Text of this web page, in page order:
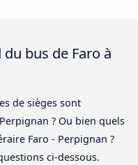
bus de Faro à
de sièges sont
? Ou bien quels
Faro - Perpignan ?
ci-dessous.